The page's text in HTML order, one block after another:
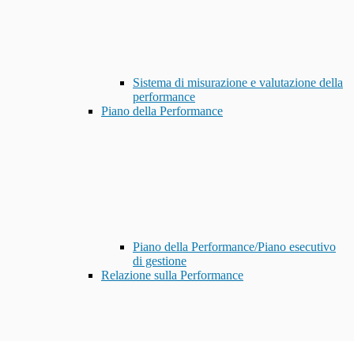
Sistema di misurazione e valutazione della
performance
Piano della Performance
Piano della Performance/Piano esecutivo
di gestione
Relazione sulla Performance